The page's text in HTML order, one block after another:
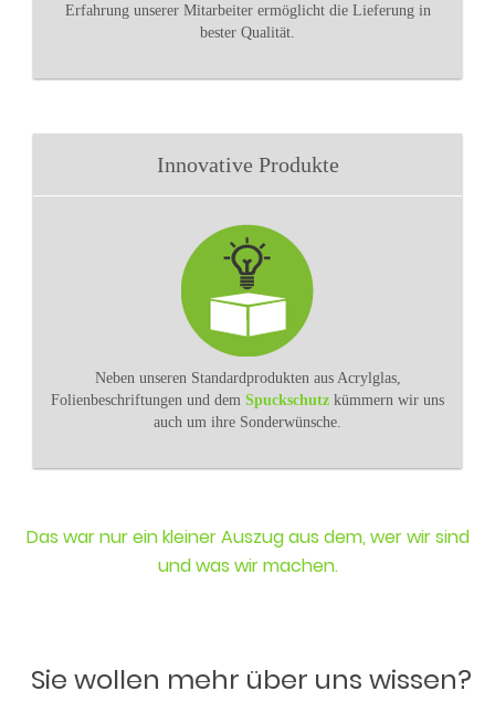
Erfahrung unserer Mitarbeiter ermöglicht die Lieferung in
bester Qualität.
Innovative Produkte
Neben unseren Standardprodukten aus Acrylglas,
Folienbeschriftungen und dem Spuckschutz kümmern wir uns
auch um ihre Sonderwünsche.
Das war nur ein kleiner Auszug aus dem, wer wir sind
und was wir machen.
Sie wollen mehr über uns wissen?